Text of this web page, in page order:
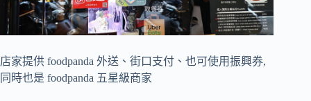
店家提供 foodpanda 外送、街口支付、也可使用振興券,
同時也是 foodpanda 五星級商家